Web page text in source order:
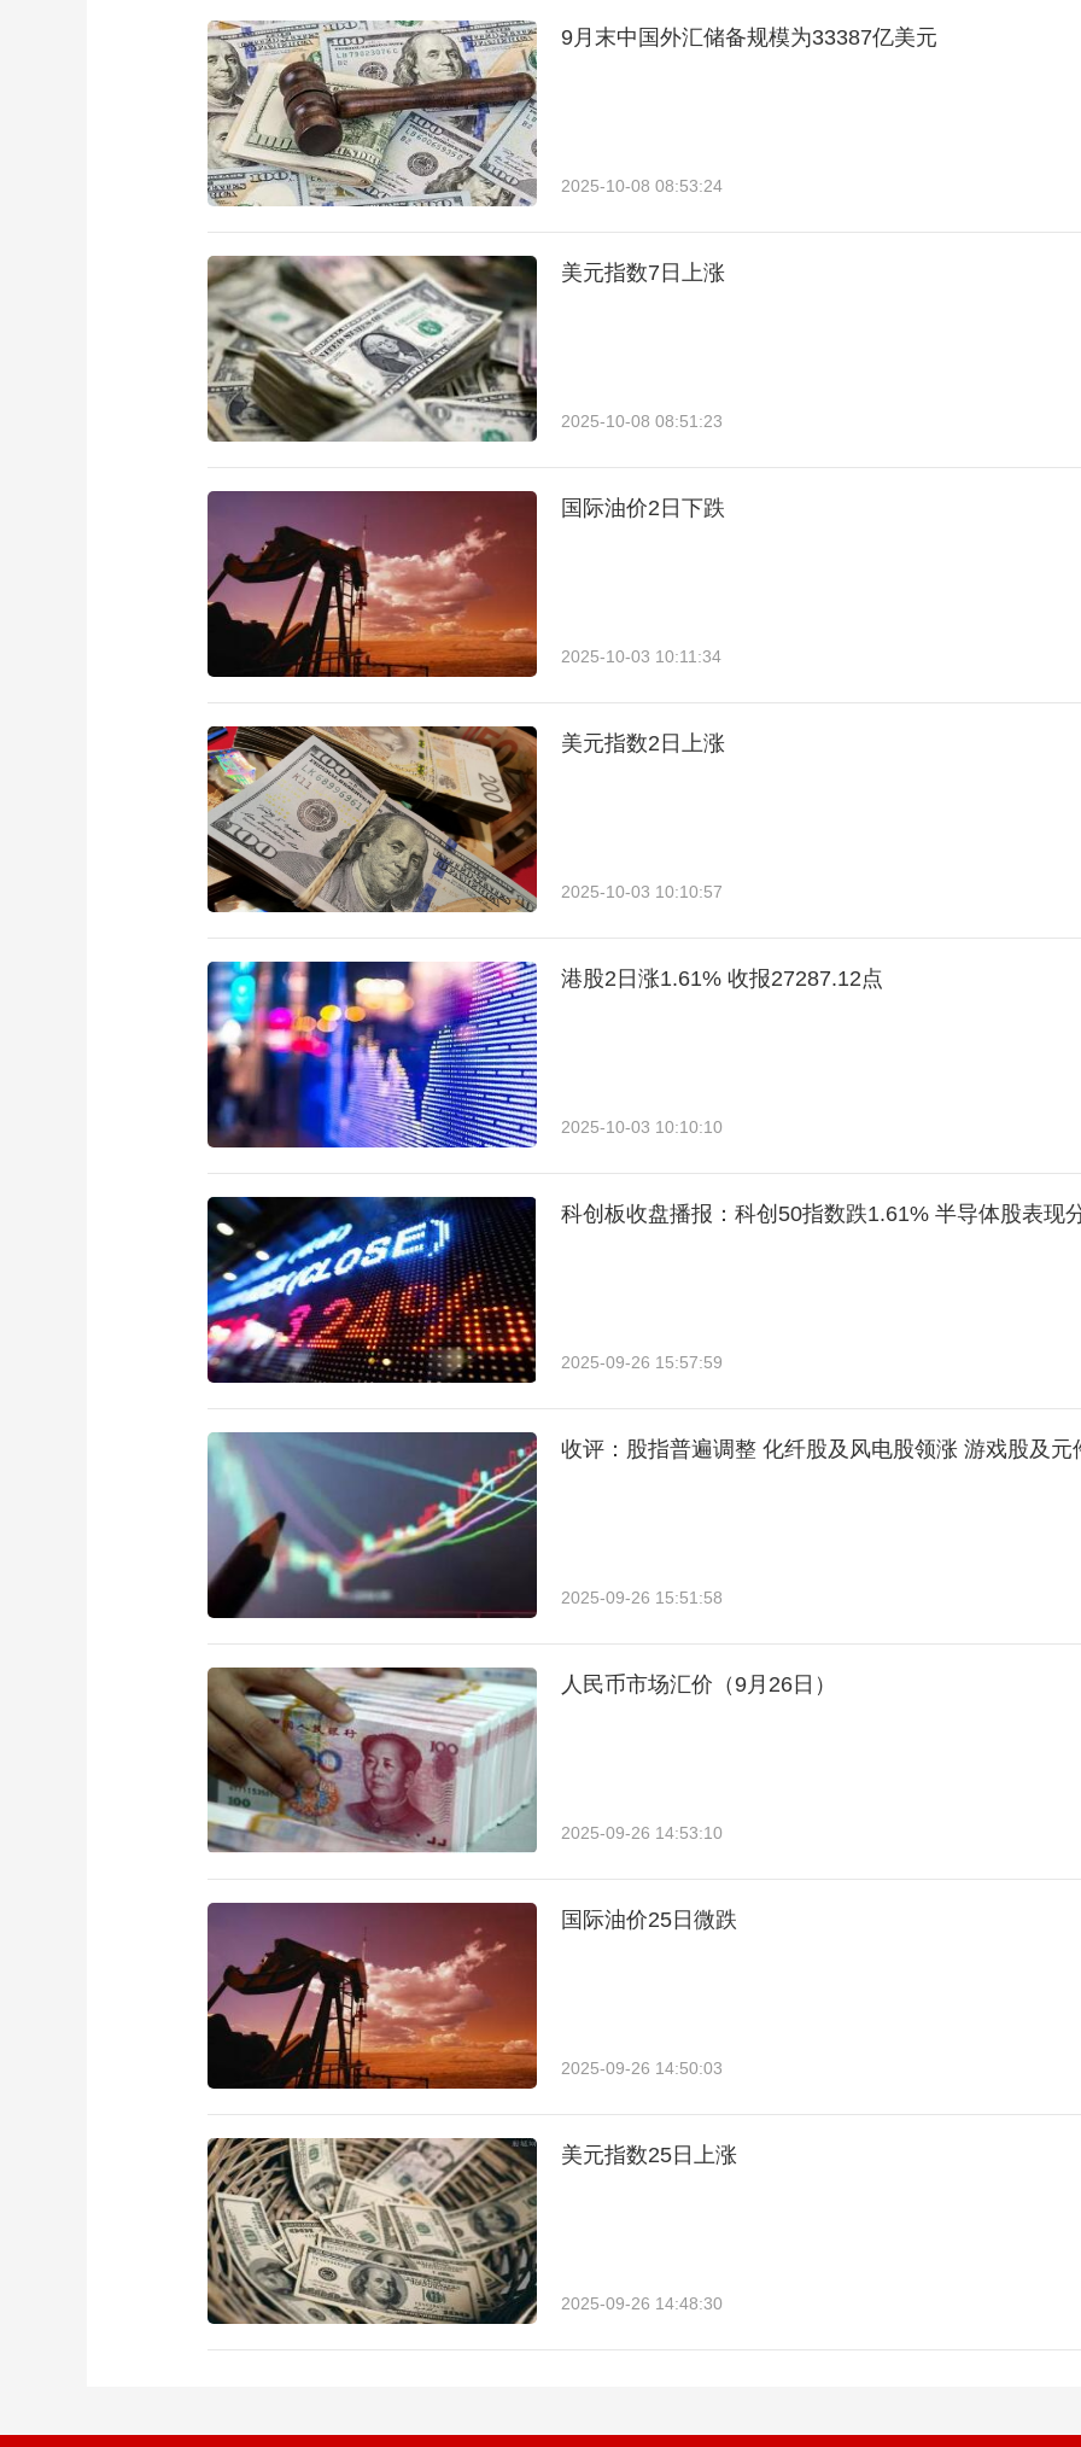
9月末中国外汇储备规模为33387亿美元
2025-10-08 08:53:24
美元指数7日上涨
2025-10-08 08:51:23
国际油价2日下跌
2025-10-03 10:11:34
美元指数2日上涨
2025-10-03 10:10:57
港股2日涨1.61% 收报27287.12点
2025-10-03 10:10:10
科创板收盘播报：科创50指数跌1.61% 半导体股表现
2025-09-26 15:57:59
收评：股指普遍调整 化纤股及风电股领涨 游戏股及元
2025-09-26 15:51:58
人民币市场汇价（9月26日）
2025-09-26 14:53:10
国际油价25日微跌
2025-09-26 14:50:03
美元指数25日上涨
2025-09-26 14:48:30